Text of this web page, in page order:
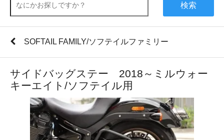
検索
SOFTAIL FAMILY/ソフテイルファミリー
サイドバッグステー 2018～ミルウォー
キーエイト/ソフテイル用